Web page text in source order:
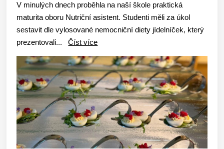
V minulých dnech proběhla na naší škole praktická
maturita oboru Nutriční asistent. Studenti měli za úkol
sestavit dle vylosované nemocniční diety jídelníček, který
prezentovali...Číst více